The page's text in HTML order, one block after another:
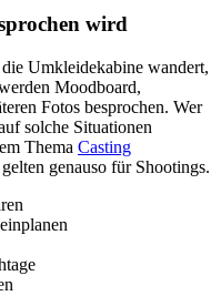
wird
Umkleidekabine wandert,
Moodboard,
Fotos besprochen. Wer
solche Situationen
Thema Casting
genauso für Shootings.